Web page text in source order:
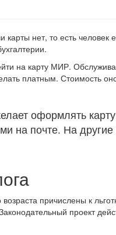
карты нет, то есть
на карту МИР.
платным. Стоимость
оформлять
на почте. На
причислены к
проект